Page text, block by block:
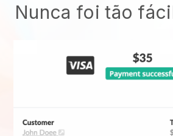
Nunca foi tão